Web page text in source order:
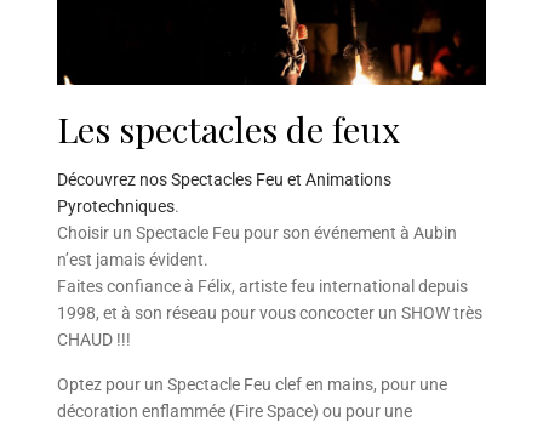
Les spectacles de feux
Découvrez nos Spectacles Feu et Animations
Pyrotechniques.
Choisir un Spectacle Feu pour son événement à Aubin
n’est jamais évident.
Faites confiance à Félix, artiste feu international depuis
1998, et à son réseau pour vous concocter un SHOW très
CHAUD !!!
Optez pour un Spectacle Feu clef en mains, pour une
décoration enflammée (Fire Space) ou pour une